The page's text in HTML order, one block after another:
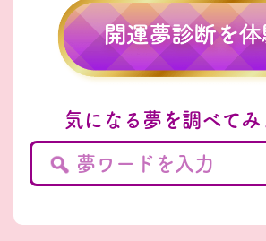
気になる夢を調べてみ